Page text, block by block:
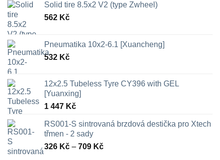
Solid tire 8.5x2 V2 (type Zwheel)
562 Kč
Pneumatika 10x2-6.1 [Xuancheng]
532 Kč
12x2.5 Tubeless Tyre CY396 with GEL
[Yuanxing]
1 447 Kč
RS001-S sintrovaná brzdová destička pro Xtech
třmen - 2 sady
326 Kč – 709 KčRozpětí